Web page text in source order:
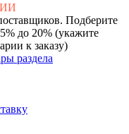
Подберите
до 20% (укажите
к заказу)
раздела